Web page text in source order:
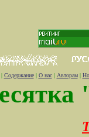
Содержание| О нас| Авторам|